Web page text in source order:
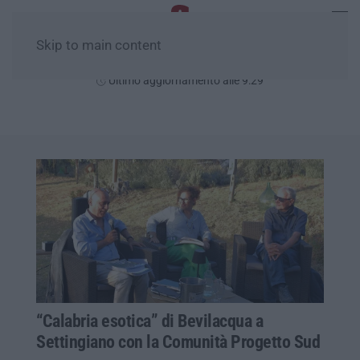
Skip to main content
Ultimo aggiornamento alle 9:29
“Calabria esotica” di Bevilacqua a
Settingiano con la Comunità Progetto Sud